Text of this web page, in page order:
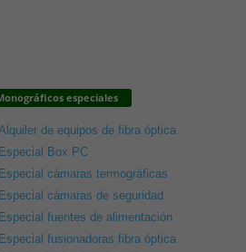
especiales
de equipos de fibra óptica
Especial Box PC
Especial cámaras termográficas
Especial cámaras de seguridad
Especial fuentes de alimentación
Especial fusionadoras fibra óptica